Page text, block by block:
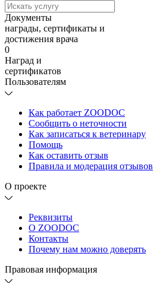
Документы
награды, сертификаты и
достижения врача
0
Наград и
сертификатов
Пользователям
Как работает ZOODOC
Сообщить о неточности
Как записаться к ветеринару
Помощь
Как оставить отзыв
Правила и модерация отзывов
О проекте
Реквизиты
О ZOODOC
Контакты
Почему нам можно доверять
Правовая информация